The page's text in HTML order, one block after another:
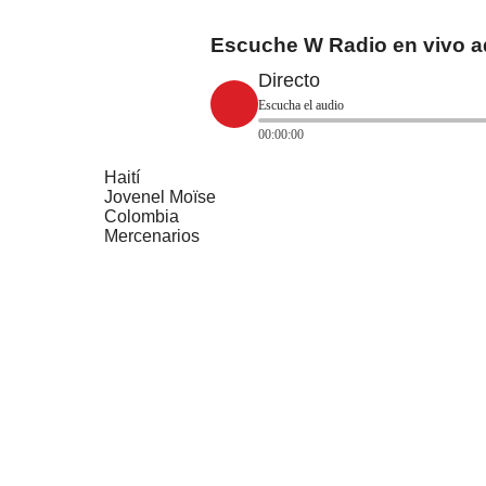
Escuche W Radio en vivo
Directo
Escucha el audio
00:00:00
Haití
Jovenel Moïse
Colombia
Mercenarios